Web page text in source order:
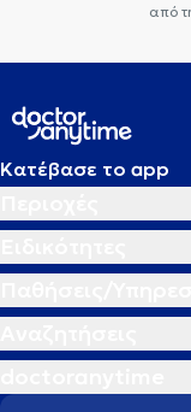
από
Κατέβασε το app